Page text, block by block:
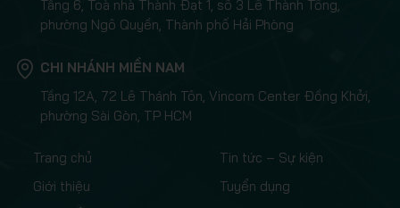
Tầng 6, Toà nhà Thành Đạt 1, số 3 Lê Thành Tông,
phường Ngô Quyền, Thành phố Hải Phòng
CHI NHÁNH MIỀN NAM
Tầng 12A, 72 Lê Thánh Tôn, Vincom Center Đồng Khởi,
phường Sài Gòn, TP HCM
Trang chủ
Giới thiệu
Tin tức – Sự kiện
Tuyển dụng